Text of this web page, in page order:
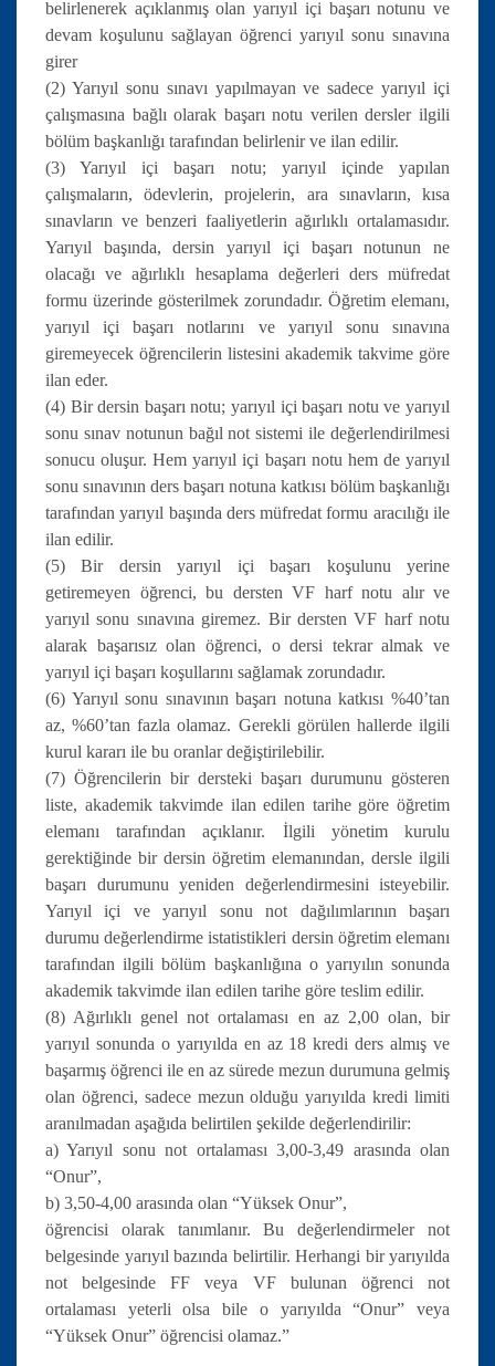
belirlenerek açıklanmış olan yarıyıl içi başarı notunu ve
devam koşulunu sağlayan öğrenci yarıyıl sonu sınavına
girer
(2) Yarıyıl sonu sınavı yapılmayan ve sadece yarıyıl içi
çalışmasına bağlı olarak başarı notu verilen dersler ilgili
bölüm başkanlığı tarafından belirlenir ve ilan edilir.
(3) Yarıyıl içi başarı notu; yarıyıl içinde yapılan
çalışmaların, ödevlerin, projelerin, ara sınavların, kısa
sınavların ve benzeri faaliyetlerin ağırlıklı ortalamasıdır.
Yarıyıl başında, dersin yarıyıl içi başarı notunun ne
olacağı ve ağırlıklı hesaplama değerleri ders müfredat
formu üzerinde gösterilmek zorundadır. Öğretim elemanı,
yarıyıl içi başarı notlarını ve yarıyıl sonu sınavına
giremeyecek öğrencilerin listesini akademik takvime göre
ilan eder.
(4) Bir dersin başarı notu; yarıyıl içi başarı notu ve yarıyıl
sonu sınav notunun bağıl not sistemi ile değerlendirilmesi
sonucu oluşur. Hem yarıyıl içi başarı notu hem de yarıyıl
sonu sınavının ders başarı notuna katkısı bölüm başkanlığı
tarafından yarıyıl başında ders müfredat formu aracılığı ile
ilan edilir.
(5) Bir dersin yarıyıl içi başarı koşulunu yerine
getiremeyen öğrenci, bu dersten VF harf notu alır ve
yarıyıl sonu sınavına giremez. Bir dersten VF harf notu
alarak başarısız olan öğrenci, o dersi tekrar almak ve
yarıyıl içi başarı koşullarını sağlamak zorundadır.
(6) Yarıyıl sonu sınavının başarı notuna katkısı %40’tan
az, %60’tan fazla olamaz. Gerekli görülen hallerde ilgili
kurul kararı ile bu oranlar değiştirilebilir.
(7) Öğrencilerin bir dersteki başarı durumunu gösteren
liste, akademik takvimde ilan edilen tarihe göre öğretim
elemanı tarafından açıklanır. İlgili yönetim kurulu
gerektiğinde bir dersin öğretim elemanından, dersle ilgili
başarı durumunu yeniden değerlendirmesini isteyebilir.
Yarıyıl içi ve yarıyıl sonu not dağılımlarının başarı
durumu değerlendirme istatistikleri dersin öğretim elemanı
tarafından ilgili bölüm başkanlığına o yarıyılın sonunda
akademik takvimde ilan edilen tarihe göre teslim edilir.
(8) Ağırlıklı genel not ortalaması en az 2,00 olan, bir
yarıyıl sonunda o yarıyılda en az 18 kredi ders almış ve
başarmış öğrenci ile en az sürede mezun durumuna gelmiş
olan öğrenci, sadece mezun olduğu yarıyılda kredi limiti
aranılmadan aşağıda belirtilen şekilde değerlendirilir:
a) Yarıyıl sonu not ortalaması 3,00-3,49 arasında olan
“Onur”,
b) 3,50-4,00 arasında olan “Yüksek Onur”,
öğrencisi olarak tanımlanır. Bu değerlendirmeler not
belgesinde yarıyıl bazında belirtilir. Herhangi bir yarıyılda
not belgesinde FF veya VF bulunan öğrenci not
ortalaması yeterli olsa bile o yarıyılda “Onur” veya
“Yüksek Onur” öğrencisi olamaz.”